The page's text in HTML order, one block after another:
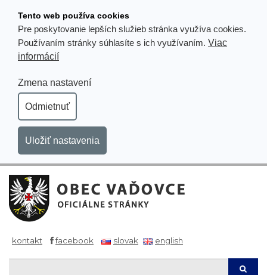
obsahu
Tento web používa cookies
Pre poskytovanie lepších služieb stránka využíva cookies.
Používaním stránky súhlasíte s ich využívaním. Viac
informácií
Zmena nastavení
Odmietnuť
Uložiť nastavenia
kontakt facebook slovak english